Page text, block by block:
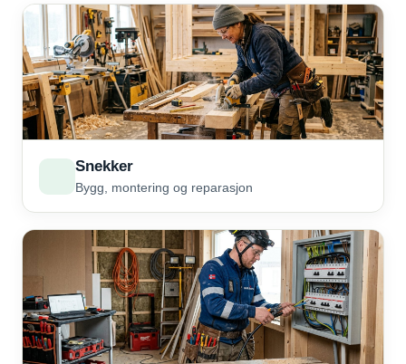
Snekker
Bygg, montering og reparasjon